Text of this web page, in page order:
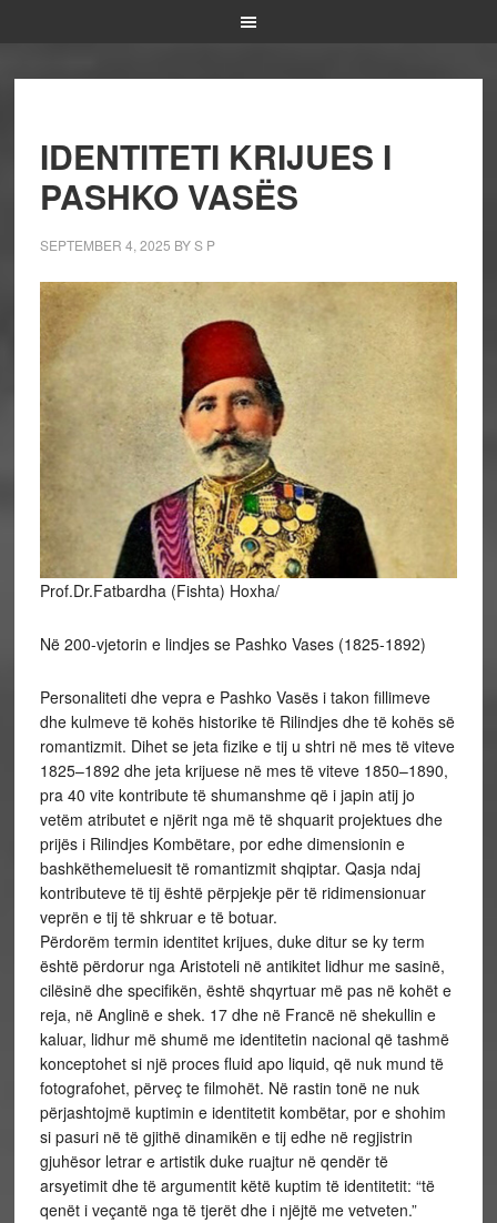
IDENTITETI KRIJUES I
PASHKO VASËS
SEPTEMBER 4, 2025 BYS P
Prof.Dr.Fatbardha (Fishta) Hoxha/
Në 200-vjetorin e lindjes se Pashko Vases (1825-1892)
Personaliteti dhe vepra e Pashko Vasës i takon fillimeve
dhe kulmeve të kohës historike të Rilindjes dhe të kohës së
romantizmit. Dihet se jeta fizike e tij u shtri në mes të viteve
1825–1892 dhe jeta krijuese në mes të viteve 1850–1890,
pra 40 vite kontribute të shumanshme që i japin atij jo
vetëm atributet e njërit nga më të shquarit projektues dhe
prijës i Rilindjes Kombëtare, por edhe dimensionin e
bashkëthemeluesit të romantizmit shqiptar. Qasja ndaj
kontributeve të tij është përpjekje për të ridimensionuar
veprën e tij të shkruar e të botuar.
Përdorëm termin identitet krijues, duke ditur se ky term
është përdorur nga Aristoteli në antikitet lidhur me sasinë,
cilësinë dhe specifikën, është shqyrtuar më pas në kohët e
reja, në Anglinë e shek. 17 dhe në Francë në shekullin e
kaluar, lidhur më shumë me identitetin nacional që tashmë
konceptohet si një proces fluid apo liquid, që nuk mund të
fotografohet, përveç te filmohët. Në rastin tonë ne nuk
përjashtojmë kuptimin e identitetit kombëtar, por e shohim
si pasuri në të gjithë dinamikën e tij edhe në regjistrin
gjuhësor letrar e artistik duke ruajtur në qendër të
arsyetimit dhe të argumentit këtë kuptim të identitetit: “të
qenët i veçantë nga të tjerët dhe i njëjtë me vetveten.”